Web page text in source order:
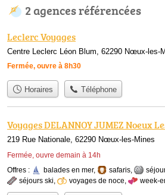
2 agences référencées
Leclerc Voyages
Centre Leclerc Léon Blum, 62290 Nœux-les-
Fermée, ouvre à 8h30
Horaires Téléphone
Voyages DELANNOY JUMEZ Noeux
219 Rue Nationale, 62290 Nœux-les-Mines
Fermée, ouvre demain à 14h
Offres : balades en mer, safaris
séjours ski
voyages de noce week-